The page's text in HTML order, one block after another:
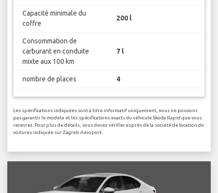
Capacité minimale du
coffre
200 l
Consommation de
carburant en conduite
mixte aux 100 km
7 l
nombre de places 4
Les spécifications indiquées sont à titre informatif uniquement, nous ne pouvons
pas garantir le modèle et les spécifications exacts du véhicule Skoda Rapid que vous
recevrez. Pour plus de détails, vous devez vérifier auprès de la société de location de
voitures indiquée sur Zagreb Aéroport.